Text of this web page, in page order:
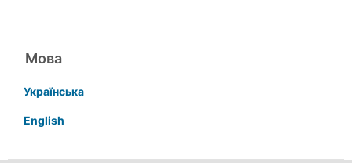
Мова
Українська
English